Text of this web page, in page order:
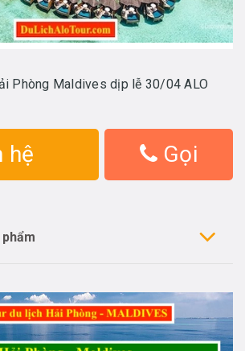
Phòng Maldives dịp lễ 30/04 ALO
hệ Gọi